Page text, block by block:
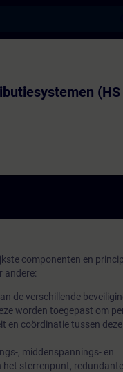
(HS + LS) -
(HS
componenten en
andere:
de verschillende
worden toegepast om
en coördinatie tussen
, middenspannings- en
het sterrenpunt, redundante